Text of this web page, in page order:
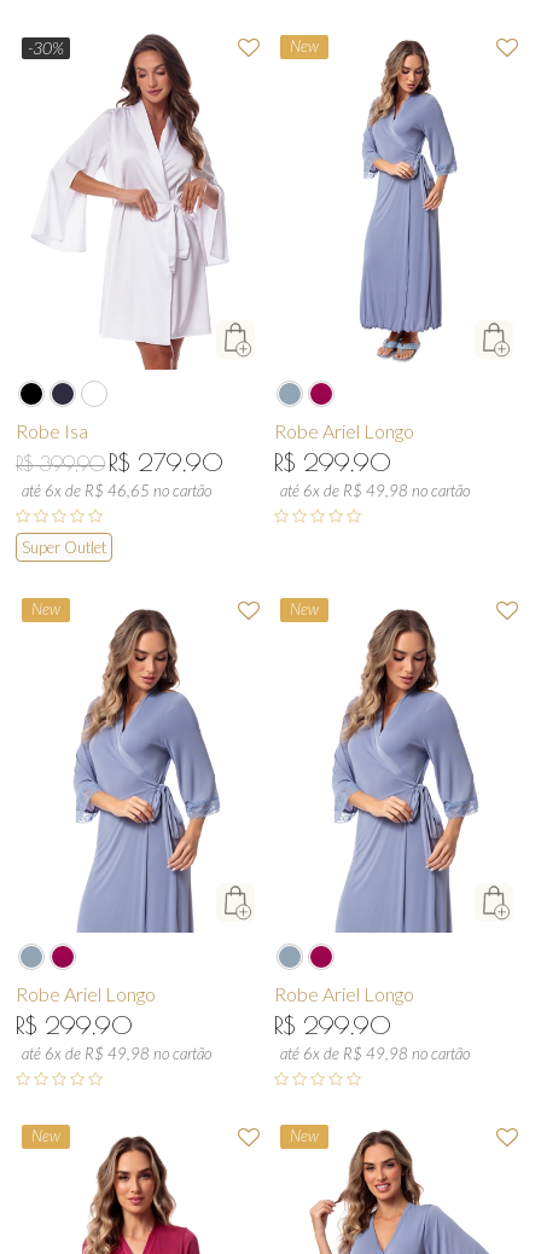
-30%
Robe Isa
R$ 399,90 R$ 279,90
até 6x de R$ 46,65 no cartão
Super Outlet
New
Robe Ariel Longo
R$ 299,90
até 6x de R$ 49,98 no cartão
New
Robe Ariel Longo
R$ 299,90
até 6x de R$ 49,98 no cartão
New
Robe Ariel Longo
R$ 299,90
até 6x de R$ 49,98 no cartão
New New